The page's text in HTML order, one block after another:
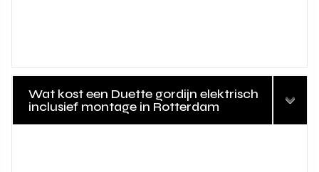
Wat kost een Duette gordijn elektrisch
inclusief montage in Rotterdam